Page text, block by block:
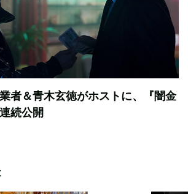
者＆青木玄徳がホストに、『闇金
続公開